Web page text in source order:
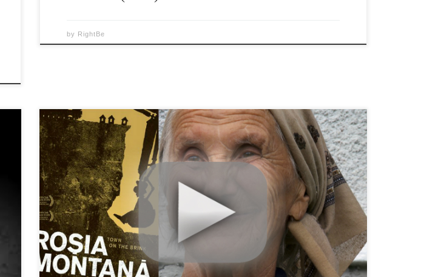
by RightBe
Acest film se doreste a fi un portret al binecunoscutei localitatii miniere Rosia
Montana sub a carei case, gradini, munti si paduri se gasesc cele mai mari
zacaminte de aur din Europa. Dupa cum se stie, localitatea – si impreuna cu ea
vestigii arheologice, monumente istorice, natura, cultura, comunitate – […]